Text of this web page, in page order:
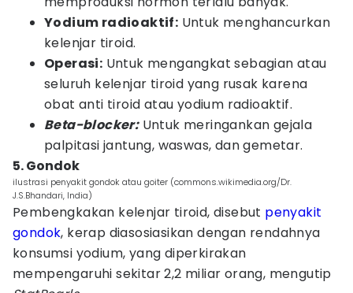
Yodium radioaktif: Untuk menghancurkan
kelenjar tiroid.
Operasi: Untuk mengangkat sebagian atau
seluruh kelenjar tiroid yang rusak karena
obat anti tiroid atau yodium radioaktif.
Beta-blocker:Untuk meringankan gejala
palpitasi jantung, waswas, dan gemetar.
5. Gondok
ilustrasi penyakit gondok atau goiter (commons.wikimedia.org/Dr.
J.S.Bhandari, India)
Pembengkakan kelenjar tiroid, disebut penyakit
gondok, kerap diasosiasikan dengan rendahnya
konsumsi yodium, yang diperkirakan
mempengaruhi sekitar 2,2 miliar orang, mengutip